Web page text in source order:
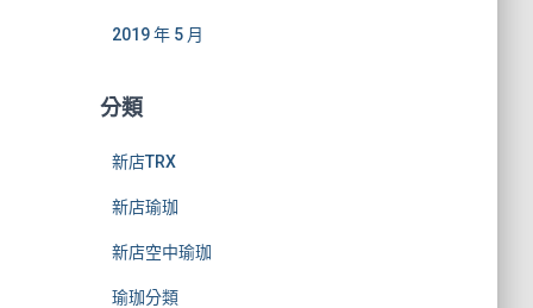
2019 年 5 月
分類
新店TRX
新店瑜珈
新店空中瑜珈
瑜珈分類